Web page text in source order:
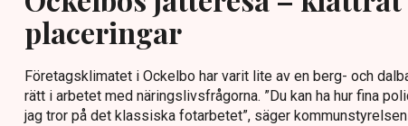
placeringar
Företagsklimatet i Ockelbo har varit lite av en berg- och
rätt i arbetet med näringslivsfrågorna. ”Du kan ha hur fina
jag tror på det klassiska fotarbetet”, säger